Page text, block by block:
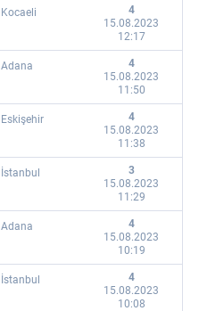
Kocaeli
4
15.08.2023
12:17
Adana
4
15.08.2023
11:50
Eskişehir
4
15.08.2023
11:38
İstanbul
3
15.08.2023
11:29
Adana
4
15.08.2023
10:19
İstanbul
4
15.08.2023
10:08